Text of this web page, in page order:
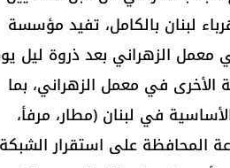
لبنان بالكامل، تفيد مؤسسة
معمل الزهراني بعد ذروة ليل
عمل المجموعة الأخرى في معمل الزهراني، بما
في لبنان (مطار، مرفأ،
المحافظة على استقرار الشبكة